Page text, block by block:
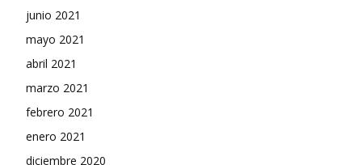
junio 2021
mayo 2021
abril 2021
marzo 2021
febrero 2021
enero 2021
diciembre 2020